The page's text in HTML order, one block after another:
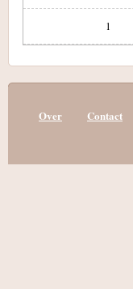
1
Over Contact